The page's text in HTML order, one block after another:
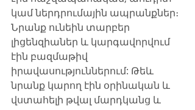
կամ ներդրումային ապրանքներ։
Նրանք ունեին տարբեր
լիցենզիաներ և կարգավորվում
էին բազմաթիվ
իրավասություններում: Թեև
նրանք կարող էին օրինական և
վստահելի թվալ մարդկանց և